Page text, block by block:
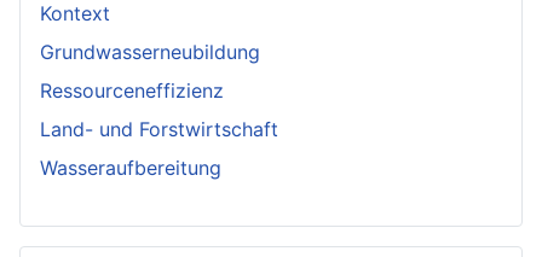
Kontext
Grundwasserneubildung
Ressourceneffizienz
Land- und Forstwirtschaft
Wasseraufbereitung